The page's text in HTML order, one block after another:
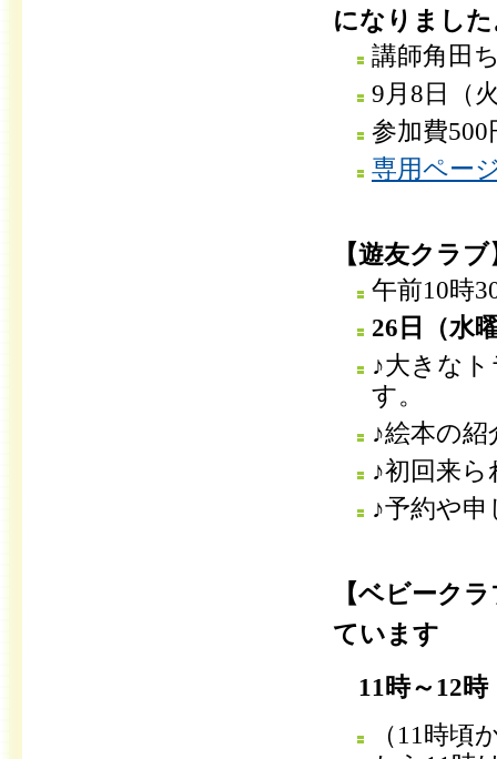
になりまし
講師角田
9月8日（
参加費500
専用ペー
【遊友クラブ
午前10時
26日（水
♪大きな
す。
♪絵本の
♪初回来
♪予約や
【ベビーク
ています
11時～12
（11時